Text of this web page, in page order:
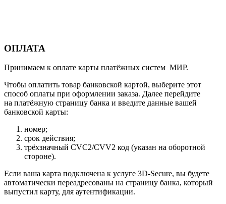
ОПЛАТА
Принимаем к оплате карты платёжных систем МИР.
Чтобы оплатить товар банковской картой, выберите этот
способ оплаты при оформлении заказа. Далее перейдите
на платёжную страницу банка и введите данные вашей
банковской карты:
номер;
срок действия;
трёхзначный CVC2/CVV2 код (указан на оборотной
стороне).
Если ваша карта подключена к услуге 3D-Secure, вы будете
автоматически переадресованы на страницу банка, который
выпустил карту, для аутентификации.